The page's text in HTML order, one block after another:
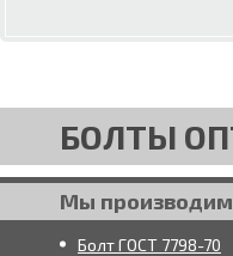
БОЛТЫ
Мы
Болт ГОСТ 7798-70